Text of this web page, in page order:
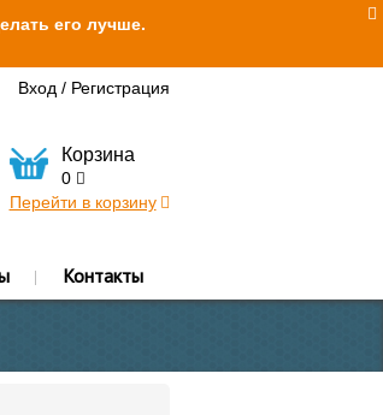
его лучше.
Вход / Регистрация
Корзина
0
Перейти в корзину
Контакты